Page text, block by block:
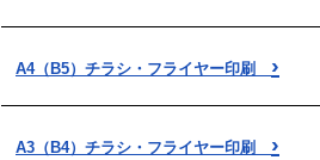
A4（B5）チラシ・フライヤー印刷 ›
A3（B4）チラシ・フライヤー印刷 ›